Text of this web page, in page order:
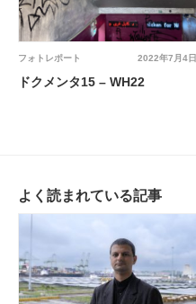
2022年7月4日
フォトレポート
ドクメンタ15 – WH22
よく読まれている記事